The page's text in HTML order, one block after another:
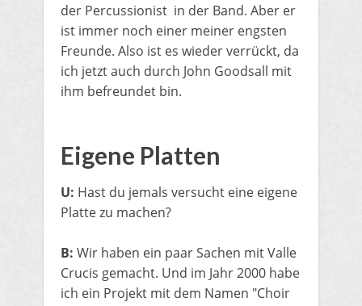
der Percussionist in der Band. Aber er
ist immer noch einer meiner engsten
Freunde. Also ist es wieder verrückt, da
ich jetzt auch durch John Goodsall mit
ihm befreundet bin.
​Eigene Platten
U: Hast du jemals versucht eine eigene
Platte zu machen?
B: Wir haben ein paar Sachen mit Valle
Crucis gemacht. Und im Jahr 2000 habe
ich ein Projekt mit dem Namen "Choir